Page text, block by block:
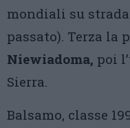
mondiali su
passato). Terza la
Niewiadoma, poi
Sierra.
Balsamo, classe